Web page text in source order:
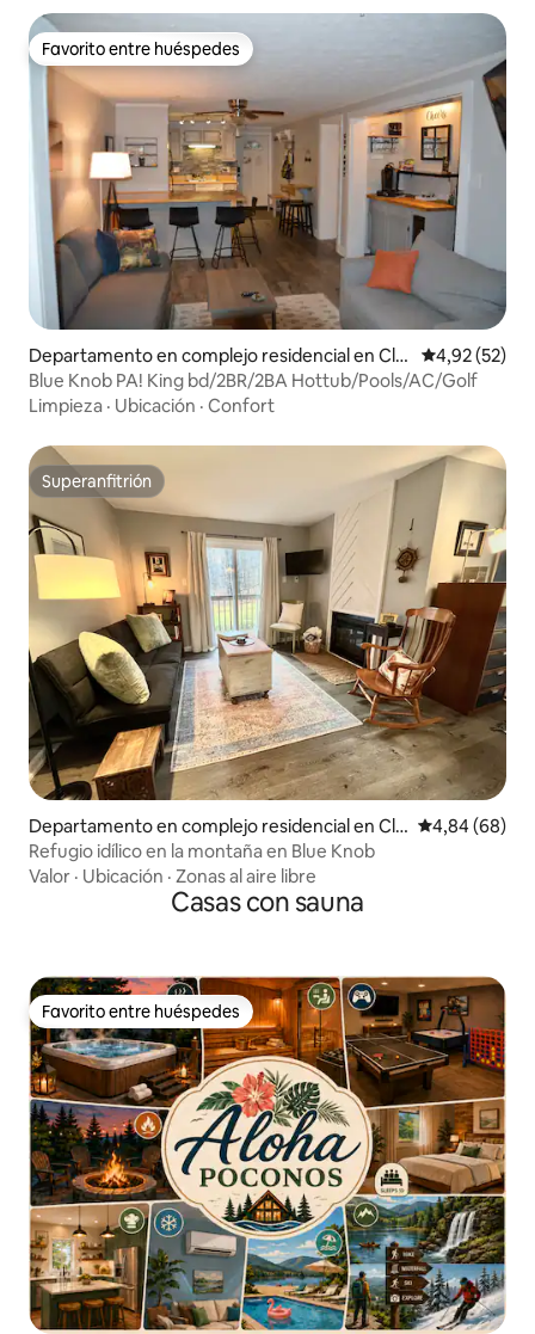
Favorito entre huéspedes
Favorito entre huéspedes
Departamento en complejo residencial en Cla
ysburg
Calificación
4,92 (52)
Blue Knob PA! King bd/2BR/2BA Hottub/Pools/AC/Golf
Limpieza · Ubicación · Confort
Superanfitrión
Superanfitrión
Departamento en complejo residencial en Cla
ysburg
Calificación
4,84 (68)
Refugio idílico en la montaña en Blue Knob
Valor · Ubicación · Zonas al aire libre
Casas con sauna
Favorito entre huéspedes
Favorito entre huéspedes